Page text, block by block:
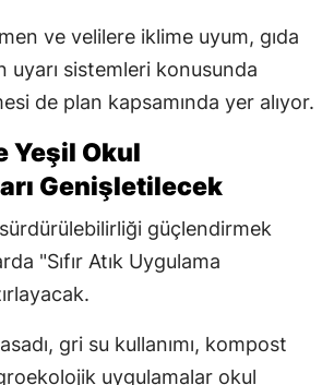
ve velilere iklime uyum, gıda
uyarı sistemleri konusunda
de plan kapsamında yer alıyor.
Yeşil Okul
Genişletilecek
güçlendirmek
"Sıfır Atık Uygulama
gri su kullanımı, kompost
uygulamalar okul